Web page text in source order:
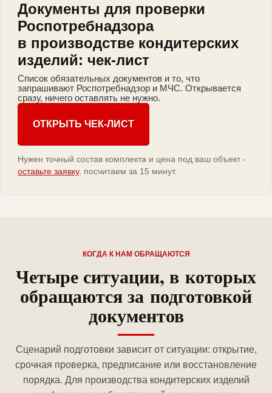
Документы для проверки
Роспотребнадзора
в производстве кондитерских
изделий: чек-лист
Список обязательных документов и то, что
запрашивают Роспотребнадзор и МЧС. Открывается
сразу, ничего оставлять не нужно.
ОТКРЫТЬ ЧЕК-ЛИСТ
Нужен точный состав комплекта и цена под ваш объект -
оставьте заявку, посчитаем за 15 минут.
КОГДА К НАМ ОБРАЩАЮТСЯ
Четыре ситуации, в которых
обращаются за подготовкой
документов
Сценарий подготовки зависит от ситуации: открытие,
срочная проверка, предписание или восстановление
порядка. Для производства кондитерских изделий